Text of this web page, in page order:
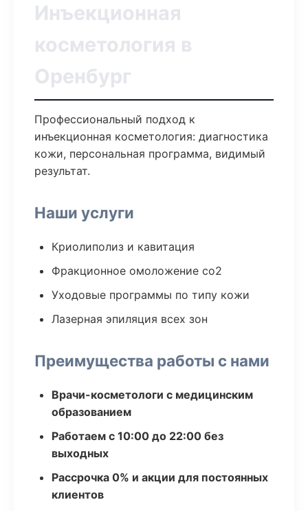
Инъекционная
косметология в
Оренбург
Профессиональный подход к
инъекционная косметология: диагностика
кожи, персональная программа, видимый
результат.
Наши услуги
Криолиполиз и кавитация
Фракционное омоложение co2
Уходовые программы по типу кожи
Лазерная эпиляция всех зон
Преимущества работы с нами
Врачи-косметологи с медицинским
образованием
Работаем с 10:00 до 22:00 без
выходных
Рассрочка 0% и акции для постоянных
клиентов